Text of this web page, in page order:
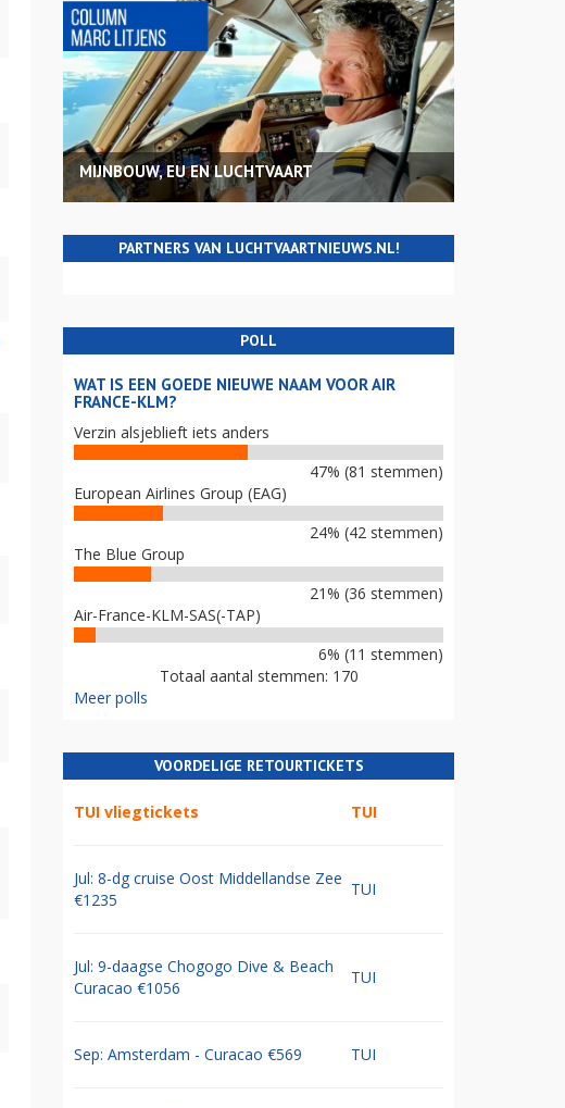
MIJNBOUW, EU EN LUCHTVAART
PARTNERS VAN LUCHTVAARTNIEUWS.NL!
POLL
WAT IS EEN GOEDE NIEUWE NAAM VOOR AIR
FRANCE-KLM?
Verzin alsjeblieft iets anders
47% (81 stemmen)
European Airlines Group (EAG)
24% (42 stemmen)
The Blue Group
21% (36 stemmen)
Air-France-KLM-SAS(-TAP)
6% (11 stemmen)
Totaal aantal stemmen: 170
Meer polls
VOORDELIGE RETOURTICKETS
TUI vliegtickets TUI
Jul: 8-dg cruise Oost Middellandse Zee
€1235
TUI
Jul: 9-daagse Chogogo Dive & Beach
Curacao €1056
TUI
Sep: Amsterdam - Curacao €569 TUI